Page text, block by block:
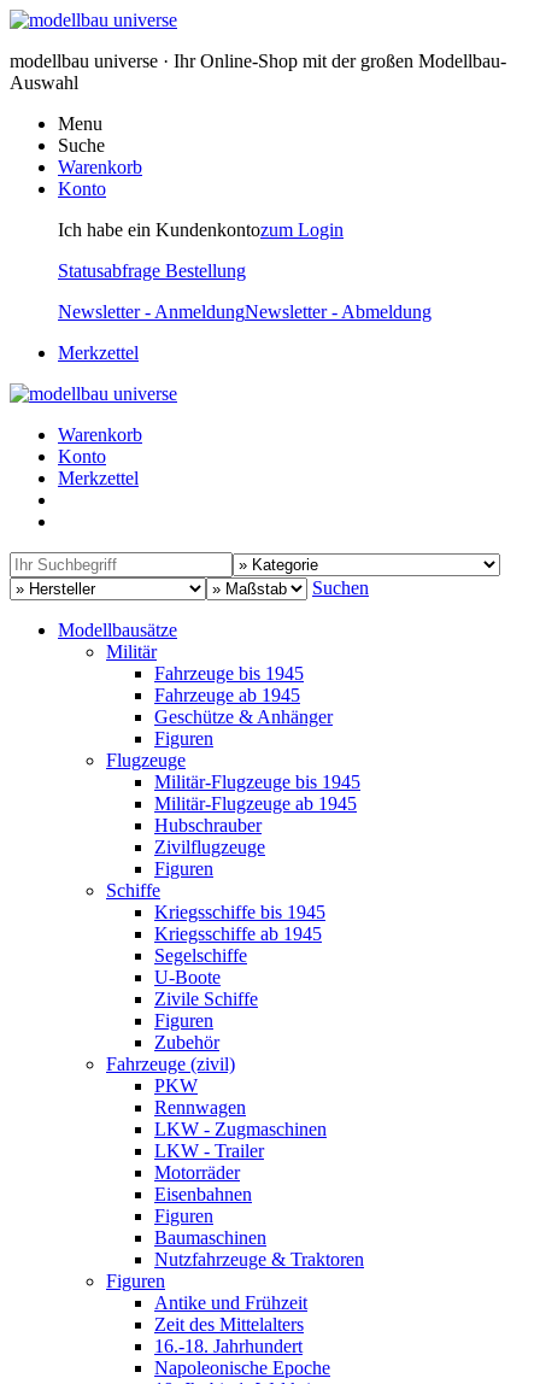
modellbau universe · Ihr Online-Shop mit der großen Modellbau-
Auswahl
Menu
Suche
Warenkorb
Konto
Ich habe ein Kundenkontozum Login
Statusabfrage Bestellung
Newsletter - AnmeldungNewsletter - Abmeldung
Merkzettel
Warenkorb
Konto
Merkzettel
Suchen
Modellbausätze
Militär
Fahrzeuge bis 1945
Fahrzeuge ab 1945
Geschütze & Anhänger
Figuren
Flugzeuge
Militär-Flugzeuge bis 1945
Militär-Flugzeuge ab 1945
Hubschrauber
Zivilflugzeuge
Figuren
Schiffe
Kriegsschiffe bis 1945
Kriegsschiffe ab 1945
Segelschiffe
U-Boote
Zivile Schiffe
Figuren
Zubehör
Fahrzeuge (zivil)
PKW
Rennwagen
LKW - Zugmaschinen
LKW - Trailer
Motorräder
Eisenbahnen
Figuren
Baumaschinen
Nutzfahrzeuge & Traktoren
Figuren
Antike und Frühzeit
Zeit des Mittelalters
16.-18. Jahrhundert
Napoleonische Epoche